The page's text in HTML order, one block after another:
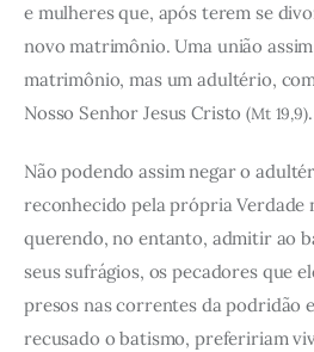
e mulheres que, após terem se
novo matrimônio. Uma união
matrimônio, mas um adultério,
Nosso Senhor Jesus Cristo (Mt 19,9).
Não podendo assim negar o
reconhecido pela própria Verdade
querendo, no entanto, admitir ao
seus sufrágios, os pecadores que
presos nas correntes da podridão
recusado o batismo, prefeririam